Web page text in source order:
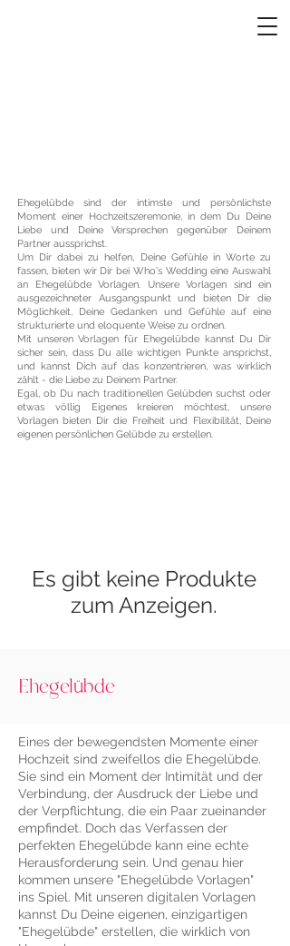
Ehegelübde sind der intimste und persönlichste
Moment einer Hochzeitszeremonie, in dem Du Deine
Liebe und Deine Versprechen gegenüber Deinem
Partner aussprichst.
Um Dir dabei zu helfen, Deine Gefühle in Worte zu
fassen, bieten wir Dir bei Who's Wedding eine Auswahl
an Ehegelübde Vorlagen. Unsere Vorlagen sind ein
ausgezeichneter Ausgangspunkt und bieten Dir die
Möglichkeit, Deine Gedanken und Gefühle auf eine
strukturierte und eloquente Weise zu ordnen.
Mit unseren Vorlagen für Ehegelübde kannst Du Dir
sicher sein, dass Du alle wichtigen Punkte ansprichst,
und kannst Dich auf das konzentrieren, was wirklich
zählt - die Liebe zu Deinem Partner.
Egal, ob Du nach traditionellen Gelübden suchst oder
etwas völlig Eigenes kreieren möchtest, unsere
Vorlagen bieten Dir die Freiheit und Flexibilität, Deine
eigenen persönlichen Gelübde zu erstellen.
Es gibt keine Produkte
zum Anzeigen.
Ehegelübde
Eines der bewegendsten Momente einer
Hochzeit sind zweifellos die Ehegelübde.
Sie sind ein Moment der Intimität und der
Verbindung, der Ausdruck der Liebe und
der Verpflichtung, die ein Paar zueinander
empfindet. Doch das Verfassen der
perfekten Ehegelübde kann eine echte
Herausforderung sein. Und genau hier
kommen unsere "Ehegelübde Vorlagen"
ins Spiel. Mit unseren digitalen Vorlagen
kannst Du Deine eigenen, einzigartigen
"Ehegelübde" erstellen, die wirklich von